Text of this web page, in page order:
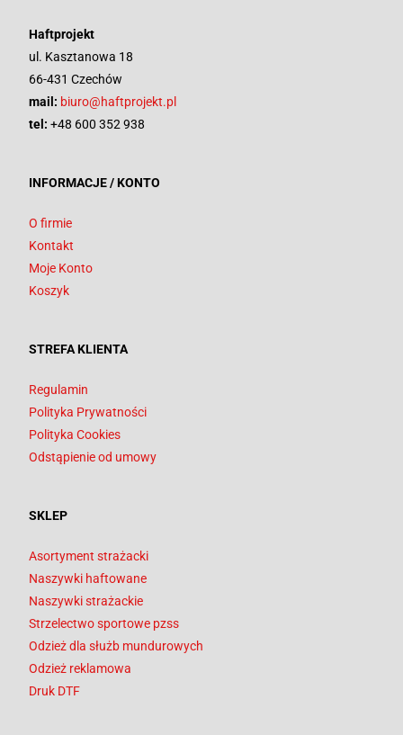
Haftprojekt
ul. Kasztanowa 18
66-431 Czechów
mail: biuro@haftprojekt.pl
tel: +48 600 352 938
INFORMACJE / KONTO
O firmie
Kontakt
Moje Konto
Koszyk
STREFA KLIENTA
Regulamin
Polityka Prywatności
Polityka Cookies
Odstąpienie od umowy
SKLEP
Asortyment strażacki
Naszywki haftowane
Naszywki strażackie
Strzelectwo sportowe pzss
Odzież dla służb mundurowych
Odzież reklamowa
Druk DTF